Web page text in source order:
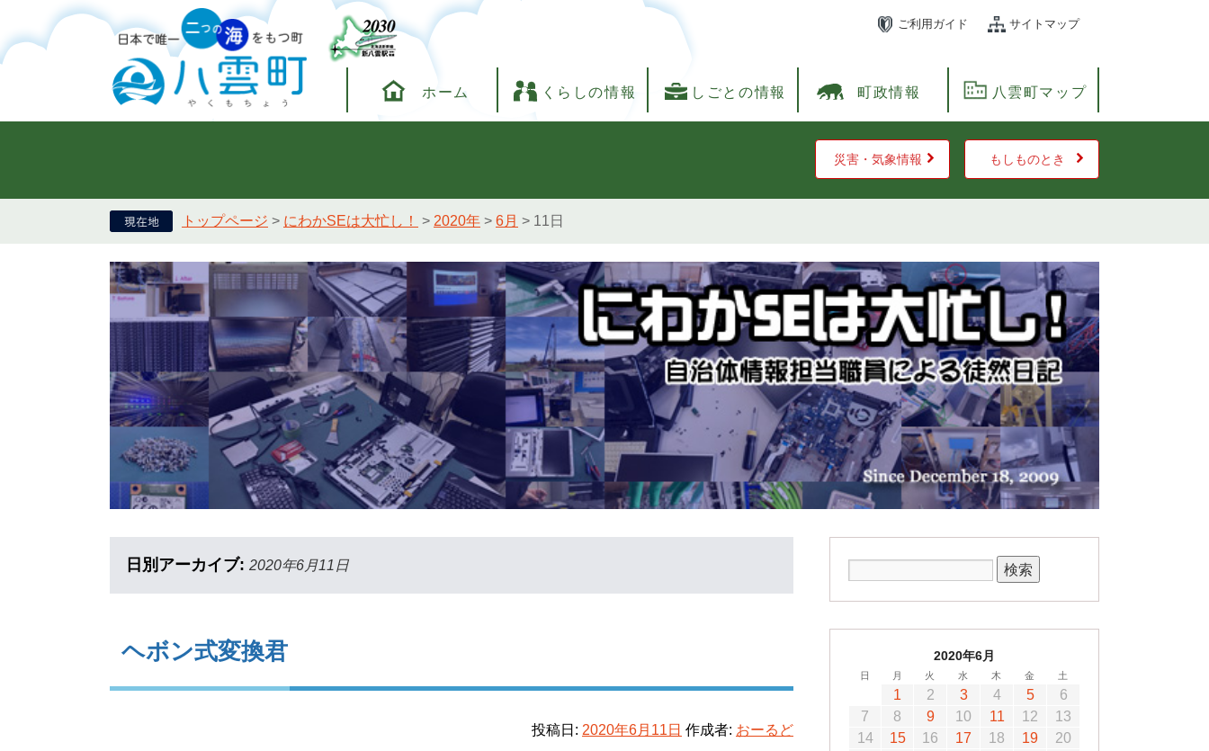
ご利用ガイド サイトマップ
ホーム くらしの情報 しごとの情報 町政情報 八雲町マップ
災害・気象情報 もしものとき
トップページ > にわかSEは大忙し！ > 2020年 > 6月 > 11日
日別アーカイブ: 2020年6月11日
ヘボン式変換君
投稿日: 2020年6月11日 作成者: おーるど
2020年6月
日 月 火 水 木 金 土
1 2 3 4 5
6
7
8 9 10 11 12
13
14
15 16 17 18 19
20